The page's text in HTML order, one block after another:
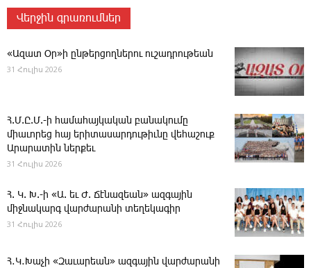
Վերջին գրառումներ
«Ազատ Օր»ի ընթերցողներու ուշադրութեան
31 Հուլիս 2026
Հ.Մ.Ը.Մ.-ի համահայկական բանակումը
միաւորեց հայ երիտասարդութիւնը վեհաշուք
Արարատին ներքեւ
31 Հուլիս 2026
Հ. Կ. Խ.-ի «Ա. եւ Ժ. ­Ճէնազեան» ազգային
միջնակարգ վարժարանի տեղեկագիր
31 Հուլիս 2026
Հ․Կ․Խաչի «Զաւարեան» ազգային վարժարանի